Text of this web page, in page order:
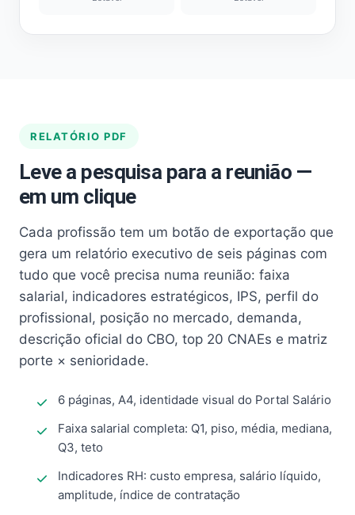
RELATÓRIO PDF
Leve a pesquisa para a reunião —
em um clique
Cada profissão tem um botão de exportação que
gera um relatório executivo de seis páginas com
tudo que você precisa numa reunião: faixa
salarial, indicadores estratégicos, IPS, perfil do
profissional, posição no mercado, demanda,
descrição oficial do CBO, top 20 CNAEs e matriz
porte × senioridade.
6 páginas, A4, identidade visual do Portal Salário
Faixa salarial completa: Q1, piso, média, mediana,
Q3, teto
Indicadores RH: custo empresa, salário líquido,
amplitude, índice de contratação